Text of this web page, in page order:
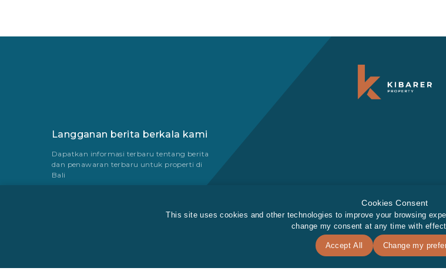
Langganan berita berkala kami
Dapatkan informasi terbaru tentang berita
dan penawaran terbaru untuk properti di
Bali
Cookies Consent
This site uses cookies and other technologies to improve your browsing
change my consent at any time with
Accept All Change my